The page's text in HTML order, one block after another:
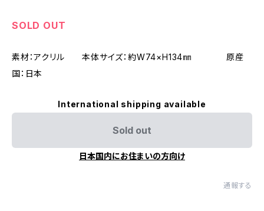
SOLD OUT
素材：アクリル 本体サイズ：約W74×H134㎜ 原産
国：日本
International shipping available
Sold out
日本国内にお住まいの方向け
通報する